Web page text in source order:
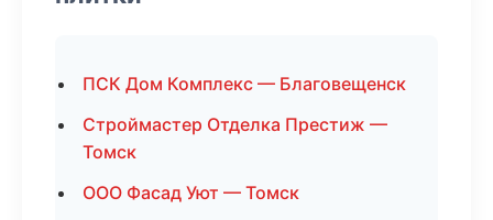
ПСК Дом Комплекс — Благовещенск
Строймастер Отделка Престиж —
Томск
ООО Фасад Уют — Томск